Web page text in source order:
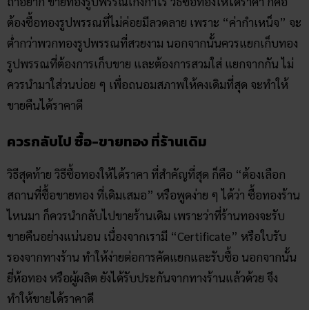
ต้องซื้อทองรูปพรรณที่ไม่ค่อยมีลวดลาย เพราะ “ค่ากำเหน็จ” จะ
ต่ำกว่าพวกทองรูปพรรณที่สวยงาม นอกจากนั้นควรแยกเก็บทอง
รูปพรรณที่ต้องการเก็บขาย และต้องการสวมใส่ แยกจากกัน ไม่
ควรนำมาใส่วนบ่อย ๆ เพื่อถนอมสภาพให้คงเดิมที่สุด จะทำให้
ขายคืนได้ราคาดี
ควรกลับไป ซื้อ-ขายทอง ที่ร้านเดิม
วิธีสุดท้าย วิธีซื้อทองให้ได้ราคา ที่สำคัญที่สุด ก็คือ “ต้องเลือก
สถานที่ซื้อขายทอง ที่เดิมเสมอ” หรือพูดง่าย ๆ ได้ว่า ซื้อทองร้าน
ไหนมา ก็ควรนำกลับไปขายร้านเดิม เพราะว่าที่ร้านทองจะรับ
ขายคืนอย่างแน่นอน เนื่องจากเรามี “Certificate” หรือใบรับ
รองจากทางร้าน ทำให้ง่ายต่อการคัดแยกและรับซื้อ นอกจากนั้น
ยี่ห้อทอง หรือผู้ผลิต ยังได้รับประกันจากทางร้านแล้วด้วย จึง
ทำให้ขายได้ราคาดี